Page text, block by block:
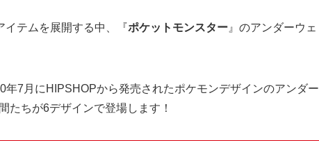
イテムを展開する中、『ポケットモンスター 』のアンダーウェ
7月にHIPSHOPから発売されたポケモンデザインのアンダー
たちが6デザインで登場します！